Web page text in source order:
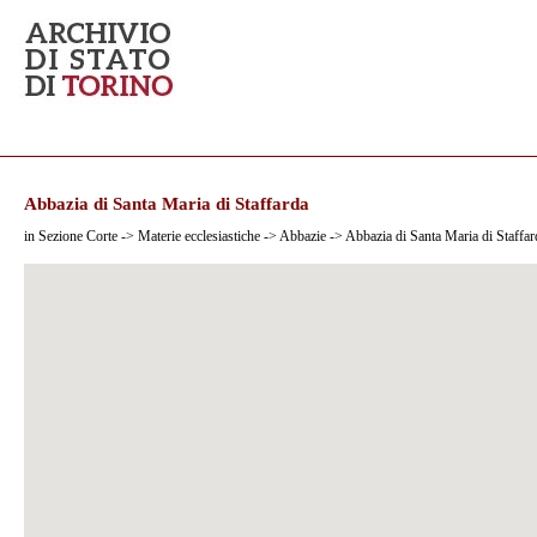
Abbazia di Santa Maria di Staffarda
in Sezione Corte -> Materie ecclesiastiche -> Abbazie -> Abbazia di Santa Maria di